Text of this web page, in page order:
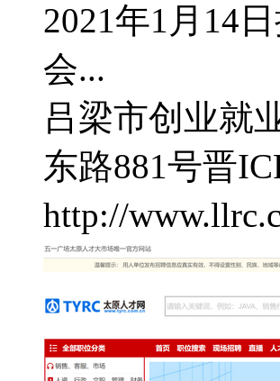
2021年1月14
会...
吕梁市创业就
东路881号晋
http://